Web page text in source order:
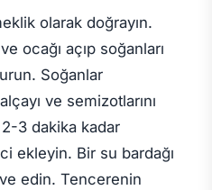
olarak doğrayın.
ocağı açıp soğanları
Soğanlar
ve semizotlarını
2-3 dakika kadar
ekleyin. Bir su bardağı
edin. Tencerenin